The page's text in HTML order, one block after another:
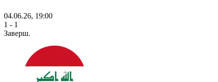
04.06.26, 19:00
1 - 1
Заверш.